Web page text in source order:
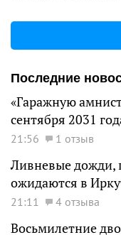
Последние
«Гаражную
сентября 2031
21:56 1 отзыв
Ливневые дожди,
ожидаются в
21:11 4 отзыва
Восьмилетние